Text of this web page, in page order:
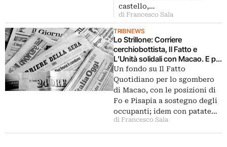
castello,…
di Francesco Sala
TRIBNEWS
Lo Strillone: Corriere
cerchiobottista, Il Fatto e
L’Unità solidali con Macao. E poi
Antonio Socci fa il Dan Brown,
Massimo Pulini, sfilate agli
Uffizi…
Un fondo su Il Fatto
Quotidiano per lo sgombero
di Macao, con le posizioni di
Fo e Pisapia a sostegno degli
occupanti; idem con patate…
di Francesco Sala